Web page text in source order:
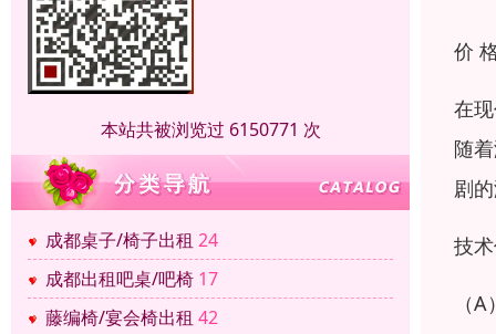
本站共被浏览过 6150771 次
成都桌子/椅子出租 24
成都出租吧桌/吧椅 17
藤编椅/宴会椅出租 42
价
在
随
剧
技
（